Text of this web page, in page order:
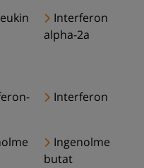
Interferon
alpha-2a
Interferon
Ingenolme
butat